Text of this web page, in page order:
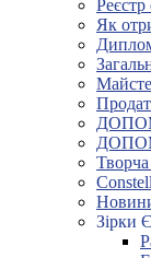
Реєстр
Як
Зірки